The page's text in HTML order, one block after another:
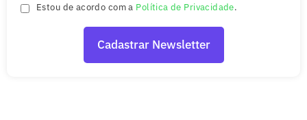
Estou de acordo com a Política de Privacidade.